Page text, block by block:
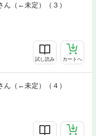
ん（←未定）（３）
試し読み カートへ
ん（←未定）（４）